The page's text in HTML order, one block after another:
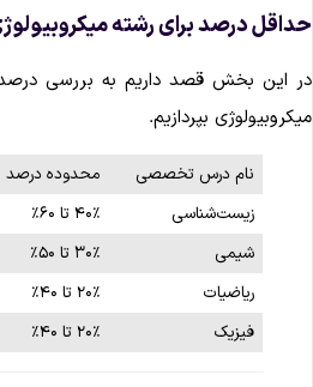
درصد برای رشته
این بخش قصد داریم به بررسی
بپردازیم.
نام درس تخصصی
محدوده درصد
زیست‌شناسی
۴۰٪ تا ۶۰٪
شیمی
۳۰٪ تا ۵۰٪
ریاضیات
۲۰٪ تا ۴۰٪
فیزیک
۲۰٪ تا ۴۰٪